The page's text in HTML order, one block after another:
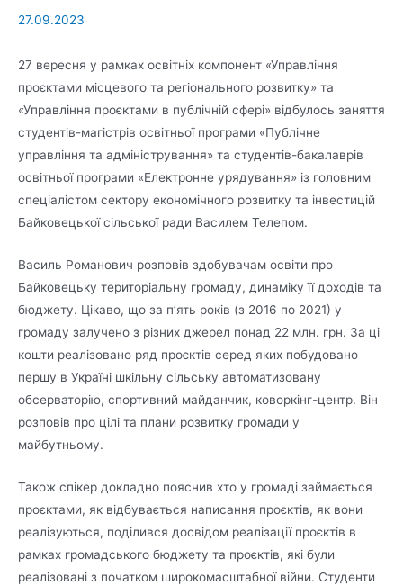
27.09.2023
27 вересня у рамках освітніх компонент «Управління
проєктами місцевого та регіонального розвитку» та
«Управління проєктами в публічній сфері» відбулось заняття
студентів-магістрів освітньої програми «Публічне
управління та адміністрування» та студентів-бакалаврів
освітньої програми «Електронне урядування» із головним
спеціалістом сектору економічного розвитку та інвестицій
Байковецької сільської ради Василем Телепом.
Василь Романович розповів здобувачам освіти про
Байковецьку територіальну громаду, динаміку її доходів та
бюджету. Цікаво, що за п’ять років (з 2016 по 2021) у
громаду залучено з різних джерел понад 22 млн. грн. За ці
кошти реалізовано ряд проєктів серед яких побудовано
першу в Україні шкільну сільську автоматизовану
обсерваторію, спортивний майданчик, коворкінг-центр. Він
розповів про цілі та плани розвитку громади у
майбутньому.
Також спікер докладно пояснив хто у громаді займається
проєктами, як відбувається написання проєктів, як вони
реалізуються, поділився досвідом реалізації проєктів в
рамках громадського бюджету та проєктів, які були
реалізовані з початком широкомасштабної війни. Студенти